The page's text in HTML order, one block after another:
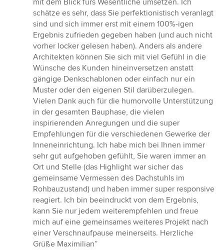
mit dem Blick fürs Wesentliche umsetzen. Ich
schätze es sehr, dass Sie perfektionistisch veranlagt
sind und sich immer erst mit einem 100%-igen
Ergebnis zufrieden gegeben haben (und auch nicht
vorher locker gelesen haben). Anders als andere
Architekten können Sie sich mit viel Gefühl in die
Wünsche des Kunden hineinversetzen anstatt
gängige Denkschablonen oder einfach nur ein
Muster oder den eigenen Stil darüberzulegen.
Vielen Dank auch für die humorvolle Unterstützung
in der gesamten Bauphase, die vielen
inspirierenden Anregungen und die super
Empfehlungen für die verschiedenen Gewerke der
Inneneinrichtung. Ich habe mich bei Ihnen immer
sehr gut aufgehoben gefühlt, Sie waren immer an
Ort und Stelle (das Highlight war sicher das
gemeinsame Vermessen des Dachstuhls im
Rohbauzustand) und haben immer super responsive
reagiert. Ich bin beeindruckt von dem Ergebnis,
kann Sie nur jedem weiterempfehlen und freue
mich auf eine gemeinsames weiteres Projekt nach
einer Verschnaufpause meinerseits. Herzliche
Grüße Maximilian”